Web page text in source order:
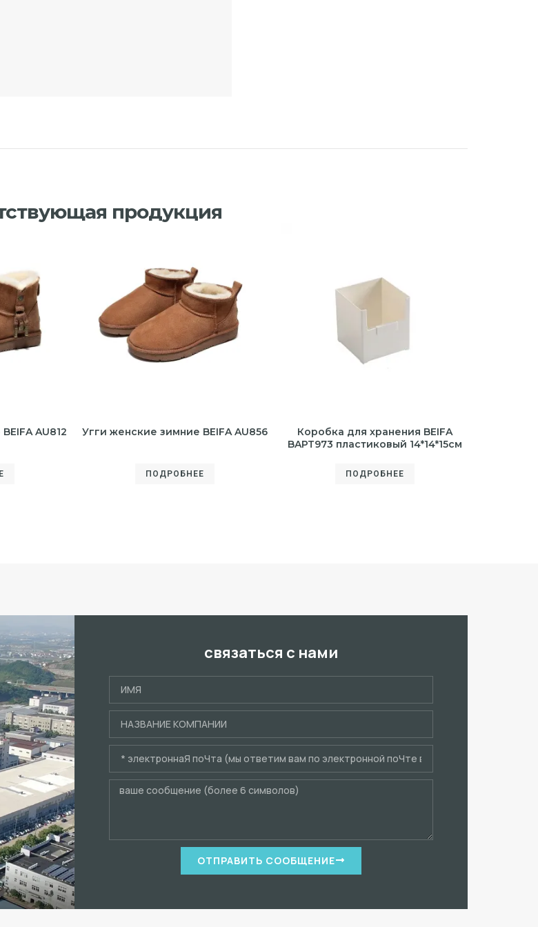
продукция
AU812 Угги женские зимние BEIFA AU856
ПОДРОБНЕЕ
Коробка для хранения BEIFA
BAPT973 пластиковый 14*14*15см
ПОДРОБНЕЕ
связаться с нами
ОТПРАВИТЬ СООБЩЕНИЕ